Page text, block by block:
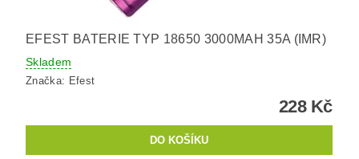
EFEST BATERIE TYP 18650 3000MAH 35A (IMR)
Skladem
Značka: Efest
228 Kč